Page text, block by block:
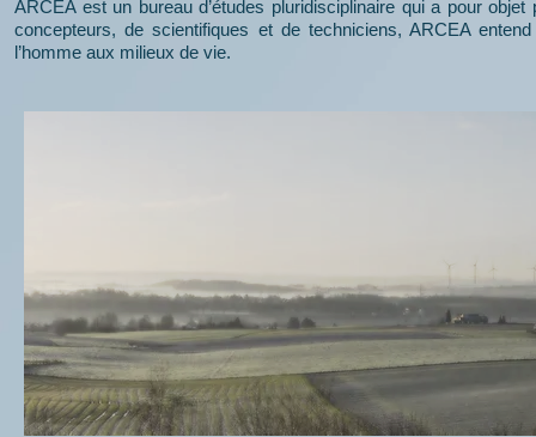
ARCEA est un bureau d’études pluridisciplinaire qui a pour
concepteurs, de scientifiques et de techniciens, ARCEA
l’homme aux milieux de vie.